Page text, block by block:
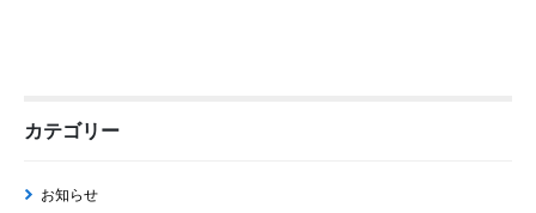
カテゴリー
お知らせ